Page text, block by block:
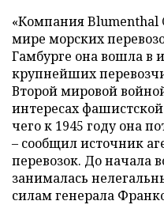
«Компания Blumenthal
мире морских
Гамбурге она вошла в
крупнейших
Второй мировой
интересах
чего к 1945 году она
– сообщил источник
перевозок. До начала
занималась
силам генерала